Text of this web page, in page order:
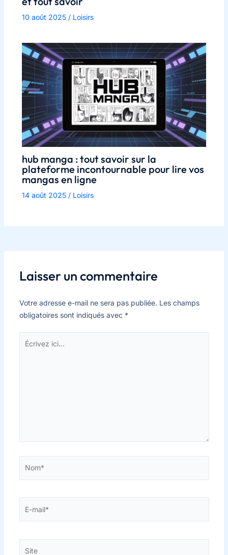
10 août 2025 / Loisirs
hub manga : tout savoir sur la
plateforme incontournable pour lire vos
mangas en ligne
14 août 2025 / Loisirs
Laisser un commentaire
Votre adresse e-mail ne sera pas publiée. Les champs
obligatoires sont indiqués avec *
Écrivez
mail*